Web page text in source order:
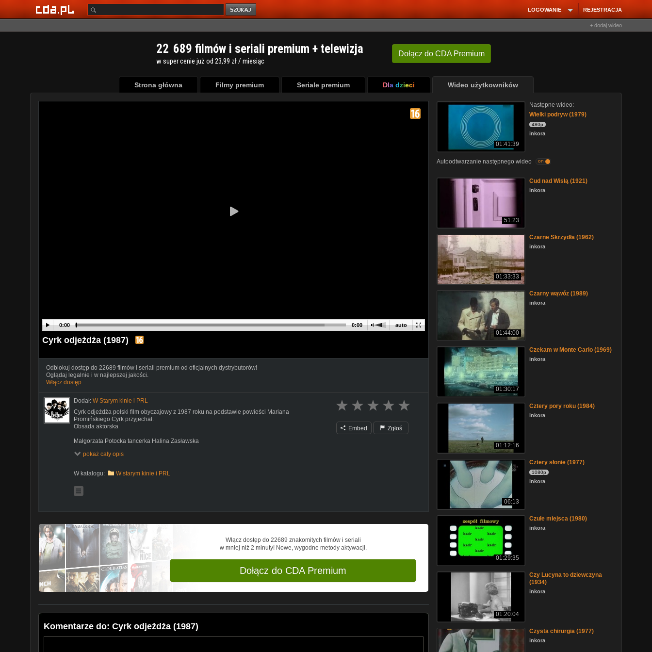
REJESTRACJA
LOGOWANIE
+ dodaj wideo
Dołącz do CDA Premium
22 689 filmów i seriali premium + telewizja
w super cenie już od 23,99 zł / miesiąc
Strona główna Filmy premium Seriale premium Dla dzieci Wideo użytkowników
auto
0:00 0:00
Cyrk odjeżdża (1987)
Odblokuj dostęp do 22689 filmów i seriali premium od oficjalnych dystrybutorów!
Oglądaj legalnie i w najlepszej jakości.
Włącz dostęp
Dodał: W Starym kinie i PRL
Cyrk odjeżdża polski film obyczajowy z 1987 roku na podstawie powieści Mariana
Promińskiego Cyrk przyjechał.
Obsada aktorska
Małgorzata Potocka tancerka Halina Zasławska
Adam Ferency Wincenty Chamroń, treser koni
Krystyna Wolańska konferansjerka Jola
Agnieszka Robótka tancerka Kamilka
Krzysztof Kumor January Gorecki
Teresa Paszek Gorecka
Zygmunt Bielawski ubek
Krzysztof Janczak klown Michał Puciewicz
Jan Jurewicz Władek Michnia, pomocnik Kossakowskiego
Stanisław Wronka Witek Goryczko, narzeczony Wiesi
Grzegorz Ciechowski ubek
Jerzy Winnicki Skalski
Klemens Wrzodak Esmeraldo
Alfred Małecki żongler Szantroch
Ryszard Markowski Orełko
Jacek Kałucki pracownik cyrku
Rok 1948. Do miasteczka trafia pierwszy cyrk. Treser Jan Kossakowski wywodzi się z rodziny z
cyrkowymi tradycjami. Stale wchodzi w sprzeczki z treserem Chamroniem. Wiesi, córce
przyjaciela, która chce opuścić cyrk oświadcza się. Związuje się z Haliną, byłą tancerką Teatru
pokaż cały opis
W katalogu: W starym kinie i PRL
Embed Zgłoś
Włącz dostęp do 22689 znakomitych filmów i seriali
w mniej niż 2 minuty! Nowe, wygodne metody aktywacji.
Dołącz do CDA Premium
Komentarze do: Cyrk odjeżdża (1987)
01:41:39
Następne wideo:
Wielki podryw (1979)
480p
inkora
Autoodtwarzanie następnego wideo on
51:23
Cud nad Wisłą (1921)
inkora
01:33:33
Czarne Skrzydła (1962)
inkora
01:44:00
Czarny wąwóz (1989)
inkora
01:30:17
Czekam w Monte Carlo (1969)
inkora
01:12:16
Cztery pory roku (1984)
inkora
06:13
Cztery słonie (1977)
1080p
inkora
01:29:35
Czułe miejsca (1980)
inkora
01:20:04
Czy Lucyna to dziewczyna
(1934)
inkora
Czysta chirurgia (1977)
inkora